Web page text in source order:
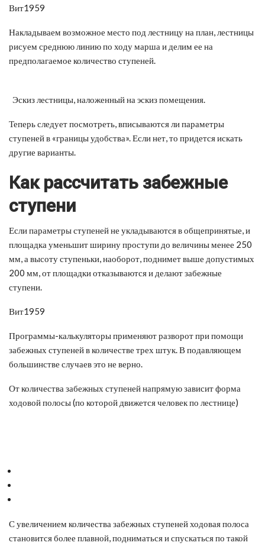
Вит1959
Накладываем возможное место под лестницу на план, лестницы
рисуем среднюю линию по ходу марша и делим ее на
предполагаемое количество ступеней.
Эскиз лестницы, наложенный на эскиз помещения.
Теперь следует посмотреть, вписываются ли параметры
ступеней в «границы удобства». Если нет, то придется искать
другие варианты.
Как рассчитать забежные
ступени
Если параметры ступеней не укладываются в общепринятые, и
площадка уменьшит ширину проступи до величины менее 250
мм, а высоту ступеньки, наоборот, поднимет выше допустимых
200 мм, от площадки отказываются и делают забежные
ступени.
Вит1959
Программы-калькуляторы применяют разворот при помощи
забежных ступеней в количестве трех штук. В подавляющем
большинстве случаев это не верно.
От количества забежных ступеней напрямую зависит форма
ходовой полосы (по которой движется человек по лестнице)
С увеличением количества забежных ступеней ходовая полоса
становится более плавной, подниматься и спускаться по такой